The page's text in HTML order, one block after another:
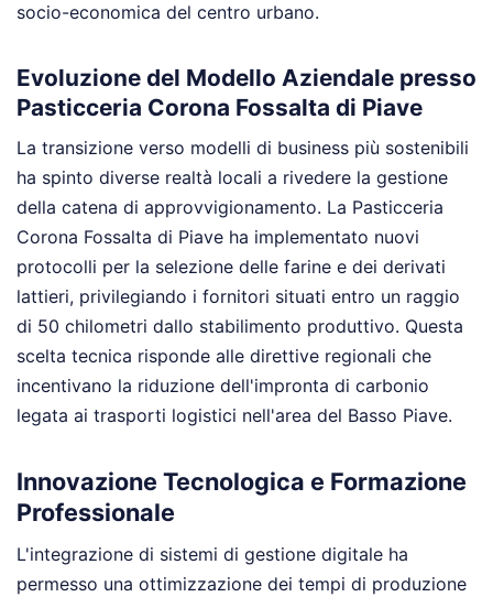
socio-economica del centro urbano.
Evoluzione del Modello Aziendale presso
Pasticceria Corona Fossalta di Piave
La transizione verso modelli di business più sostenibili
ha spinto diverse realtà locali a rivedere la gestione
della catena di approvvigionamento. La Pasticceria
Corona Fossalta di Piave ha implementato nuovi
protocolli per la selezione delle farine e dei derivati
lattieri, privilegiando i fornitori situati entro un raggio
di 50 chilometri dallo stabilimento produttivo. Questa
scelta tecnica risponde alle direttive regionali che
incentivano la riduzione dell'impronta di carbonio
legata ai trasporti logistici nell'area del Basso Piave.
Innovazione Tecnologica e Formazione
Professionale
L'integrazione di sistemi di gestione digitale ha
permesso una ottimizzazione dei tempi di produzione